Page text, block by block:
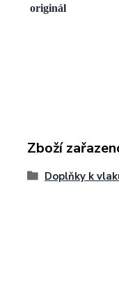
originál
Zboží
Doplňky k